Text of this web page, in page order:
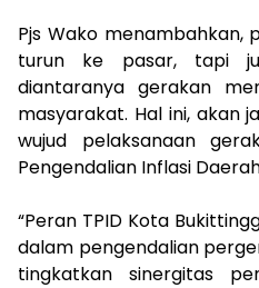
Pjs Wako menambahkan,
turun ke pasar, tapi
diantaranya gerakan
masyarakat. Hal ini, akan
wujud pelaksanaan
Pengendalian Inflasi
“Peran TPID Kota
dalam pengendalian
tingkatkan sinergitas